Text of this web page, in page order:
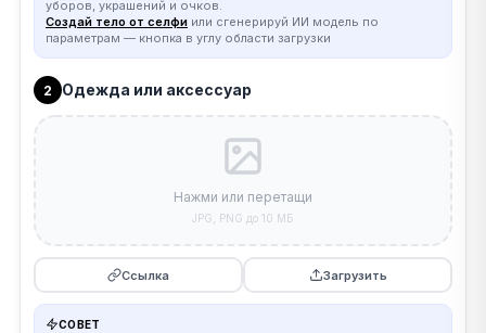
уборов, украшений и очков.
Создай тело от селфи или сгенерируй ИИ модель по
параметрам — кнопка в углу области загрузки
2 Одежда или аксессуар
Нажми или перетащи
JPG, PNG до 10 МБ
Ссылка Загрузить
СОВЕТ